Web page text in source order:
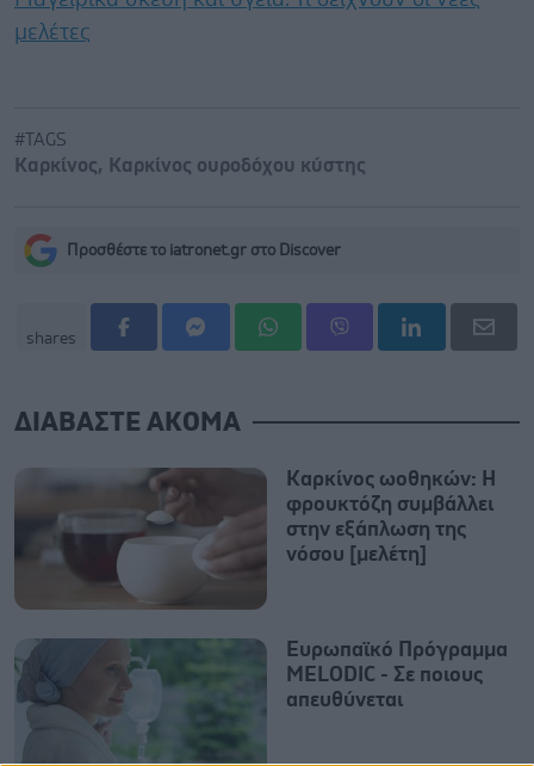
μελέτες
#TAGS
Καρκίνος, Καρκίνος ουροδόχου κύστης
Προσθέστε το iatronet.gr στο Discover
shares
ΔΙΑΒΑΣΤΕ ΑΚΟΜΑ
Καρκίνος ωοθηκών: Η
φρουκτόζη συμβάλλει
στην εξάπλωση της
νόσου [μελέτη]
Ευρωπαϊκό Πρόγραμμα
MELODIC - Σε ποιους
απευθύνεται